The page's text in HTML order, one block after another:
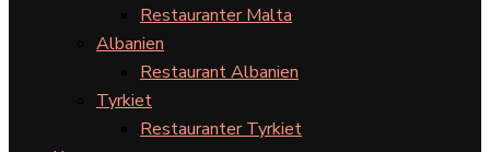
Restauranter Malta
Albanien
Restaurant Albanien
Tyrkiet
Restauranter Tyrkiet